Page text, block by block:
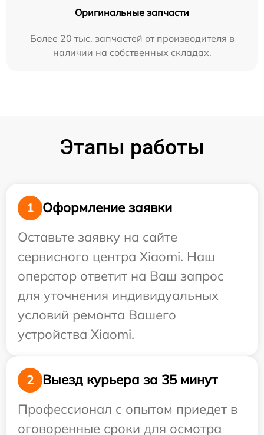
Оригинальные запчасти
Более 20 тыс. запчастей от производителя в
наличии на собственных складах.
Этапы работы
1
Оформление заявки
Оставьте заявку на сайте
сервисного центра Xiaomi. Наш
оператор ответит на Ваш запрос
для уточнения индивидуальных
условий ремонта Вашего
устройства Xiaomi.
2
Выезд курьера за 35 минут
Профессионал с опытом приедет в
оговоренные сроки для осмотра